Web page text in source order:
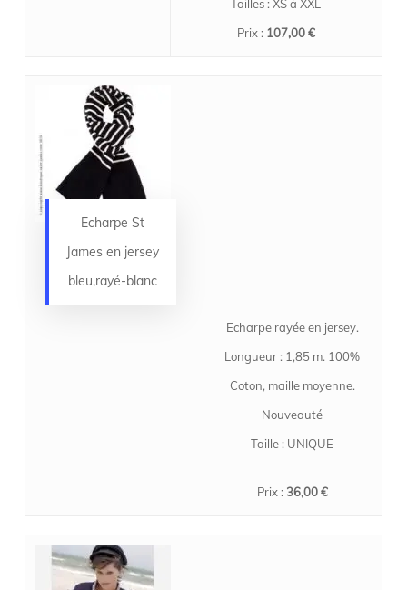
Tailles : XS à XXL
Prix : 107,00 €
Echarpe St
James en jersey
bleu,rayé-blanc
Echarpe rayée en jersey.
Longueur : 1,85 m. 100%
Coton, maille moyenne.
Nouveauté
Taille : UNIQUE
Prix :36,00 €